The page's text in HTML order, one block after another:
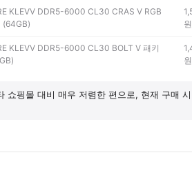
KLEVV DDR5-6000 CL30 CRAS V RGB
(64GB)
원
KLEVV DDR5-6000 CL30 BOLT V 패키
원
핑몰 대비 매우 저렴한 편으로, 현재 구매